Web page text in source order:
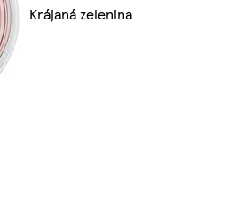
Krájaná zelenina